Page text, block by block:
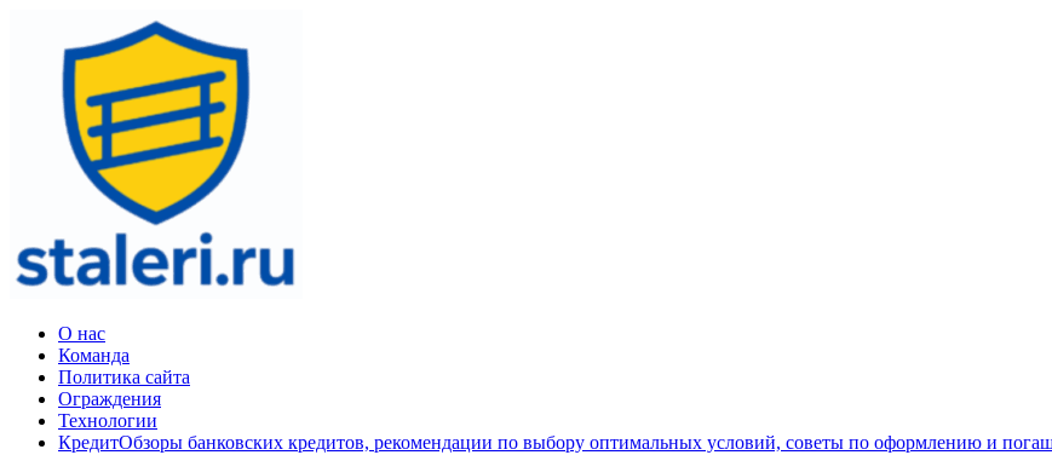
содержимому
Эксперт в ограждениях из нержавеющей стали
О нас
Команда
Политика сайта
Ограждения
Технологии
КредитОбзоры банковских кредитов, рекомендации по выбору оптимальных условий, советы по оформлению и